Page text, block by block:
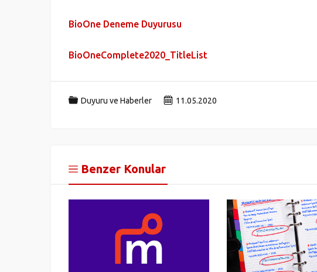
BioOne Deneme Duyurusu
BioOneComplete2020_TitleList
Duyuru ve Haberler 11.05.2020
Benzer Konular